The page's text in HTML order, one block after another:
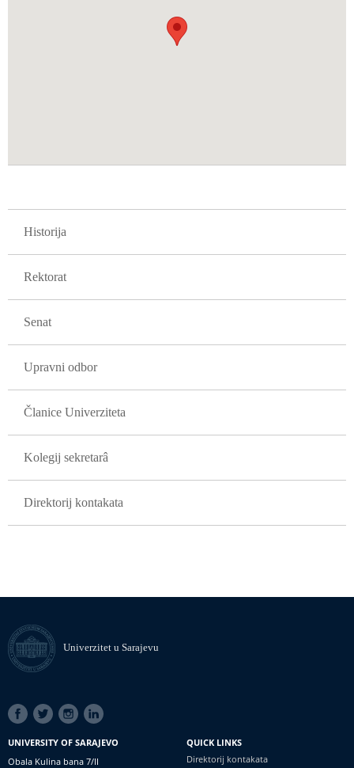
Historija
Rektorat
Senat
Upravni odbor
Članice Univerziteta
Kolegij sekretarâ
Direktorij kontakata
Univerzitet u Sarajevu
SOCIAL
LINKS
UNIVERSITY OF SARAJEVO
Obala Kulina bana 7/II
QUICK LINKS
Direktorij kontakata